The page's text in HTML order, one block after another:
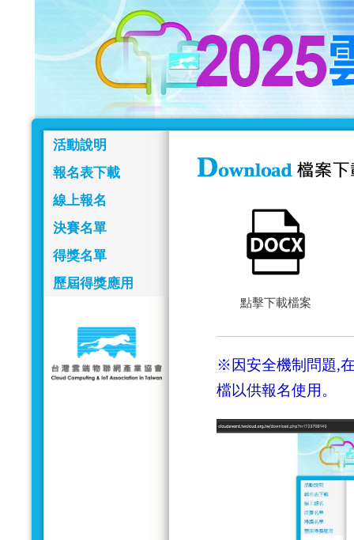
活動說明
報名表下載
線上報名
決賽名單
得獎名單
歷屆得獎應用
點擊下載檔案
※因安全機制問題,
檔以供報名使用。